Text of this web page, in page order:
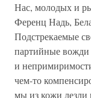
Нас, молодых и
Ференц Надь,
Подстрекаемые
партийные вожди
и
чем-то
мы из кожи лезли